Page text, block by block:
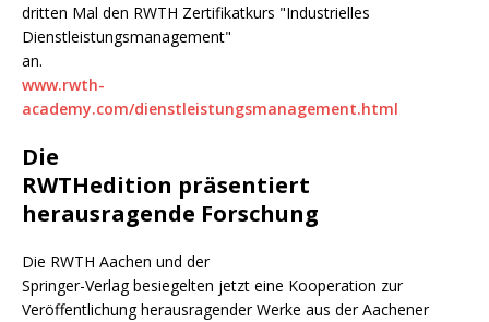
dritten Mal den RWTH Zertifikatkurs "Industrielles
Dienstleistungsmanagement"
an.
www.rwth-
academy.com/dienstleistungsmanagement.html
Die
RWTHedition präsentiert
herausragende Forschung
Die RWTH Aachen und der
Springer-Verlag besiegelten jetzt eine Kooperation zur
Veröffentlichung herausragender Werke aus der Aachener